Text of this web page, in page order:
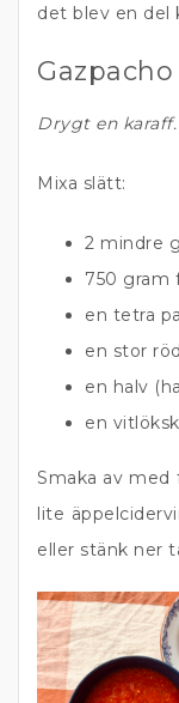
det blev en del
Gazpacho
Drygt en karaff.
Mixa slätt:
2 mindre
750 gram
en tetra
en stor
en halv
en
Smaka av med
lite
eller stänk ner